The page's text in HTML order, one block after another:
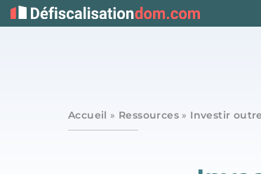
Accueil » Ressources » Investir